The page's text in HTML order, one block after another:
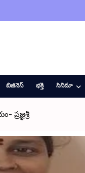
బిజినెస్ భక్తి సినిమా